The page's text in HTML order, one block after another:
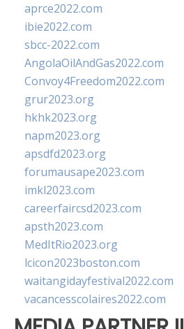
aprce2022.com
ibie2022.com
sbcc-2022.com
AngolaOilAndGas2022.com
Convoy4Freedom2022.com
grur2023.org
hkhk2023.org
napm2023.org
apsdfd2023.org
forumausape2023.com
imkl2023.com
careerfaircsd2023.com
apsth2023.com
MedItRio2023.org
lcicon2023boston.com
waitangidayfestival2022.com
vacancesscolaires2022.com